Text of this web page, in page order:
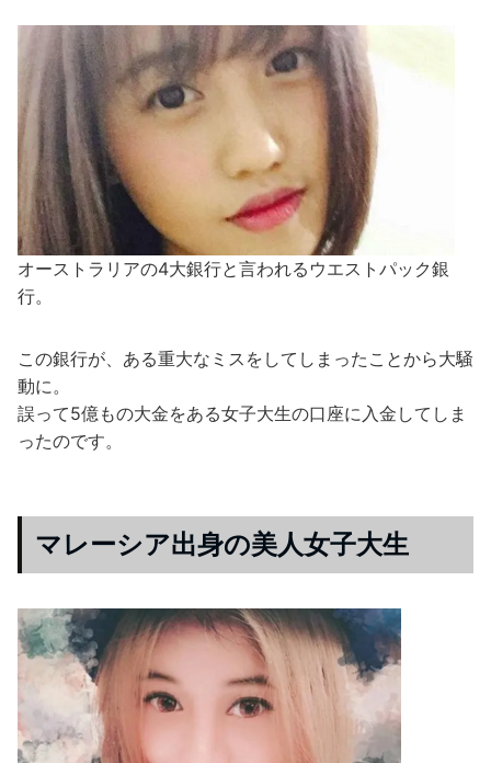
オーストラリアの4大銀行と言われるウエストパック銀
行。
この銀行が、ある重大なミスをしてしまったことから大騒
動に。
誤って5億もの大金をある女子大生の口座に入金してしま
ったのです。
マレーシア出身の美人女子大生